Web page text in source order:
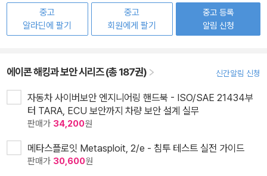
중고
알라딘에 팔기
중고
회원에게 팔기
중고 등록
알림 신청
에이콘 해킹과 보안 시리즈 (총 187권) 신간알림 신청
자동차 사이버보안 엔지니어링 핸드북 - ISO/SAE 21434부
터 TARA, ECU 보안까지 차량 보안 설계 실무
판매가 34,200원
메타스플로잇 Metasploit, 2/e - 침투 테스트 실전 가이드
판매가 30,600원